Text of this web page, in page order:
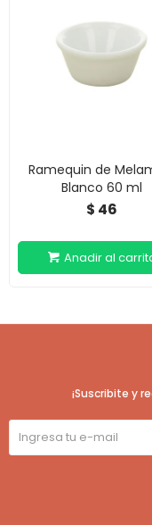
Ramequin de
Blanco 60 ml
$ 46
¡Suscribite y